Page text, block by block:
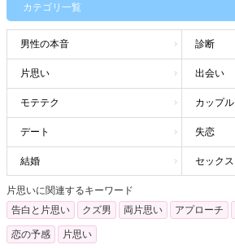
カテゴリ一覧
男性の本音 診断
片思い 出会い
モテテク カップル
デート 失恋
結婚 セックス
片思いに関連するキーワード
告白と片思い
クズ男 両片思い アプローチ
恋の予感 片思い